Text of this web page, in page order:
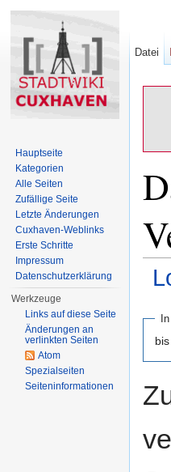
Datei
Hauptseite
Kategorien
Alle Seiten
Zufällige Seite
Letzte Änderungen
Cuxhaven-Weblinks
Erste Schritte
Impressum
Datenschutzerklärung
Werkzeuge
Links auf diese Seite
Änderungen an
verlinkten Seiten
Atom
Spezialseiten
Seiten­informationen